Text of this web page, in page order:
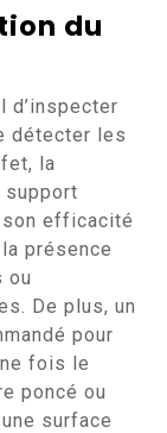
du
d’inspecter
détecter les
la
support
son efficacité
présence
ou
De plus, un
pour
fois le
poncé ou
surface